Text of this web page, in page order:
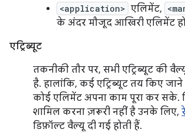
<application> एलिमेंट,
के अंदर मौजूद आखिरी एलिमेंट
एट्रिब्यूट
तकनीकी तौर पर, सभी एट्रिब्यूट की
है. हालांकि, कई एट्रिब्यूट तय किए जाने
कोई एलिमेंट अपना काम पूरा कर सके.
शामिल करना ज़रूरी नहीं है उनके लिए,
डिफ़ॉल्ट वैल्यू दी गई होती हैं.